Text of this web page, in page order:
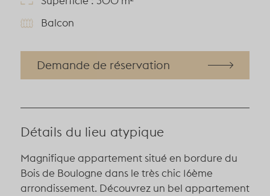
Balcon
Demande de réservation
Détails du lieu atypique
Magnifique appartement situé en bordure du
Bois de Boulogne dans le très chic 16ème
arrondissement. Découvrez un bel appartement